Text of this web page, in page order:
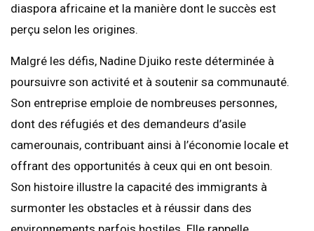
diaspora africaine et la manière dont le succès est
perçu selon les origines.
Malgré les défis, Nadine Djuiko reste déterminée à
poursuivre son activité et à soutenir sa communauté.
Son entreprise emploie de nombreuses personnes,
dont des réfugiés et des demandeurs d’asile
camerounais, contribuant ainsi à l’économie locale et
offrant des opportunités à ceux qui en ont besoin.
Son histoire illustre la capacité des immigrants à
surmonter les obstacles et à réussir dans des